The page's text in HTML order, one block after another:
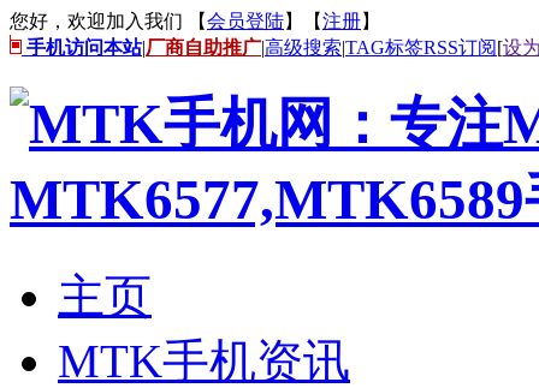
您好，欢迎加入我们 【会员登陆】【注册】
手机访问本站|厂商自助推广|高级搜索|TAG标签RSS订阅[设
主页
MTK手机资讯